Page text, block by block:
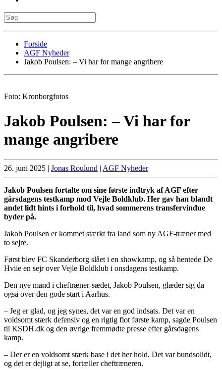
Forside
AGF Nyheder
Jakob Poulsen: – Vi har for mange angribere
Foto: Kronborgfotos
Jakob Poulsen: – Vi har for
mange angribere
26. juni 2025 | Jonas Roulund | AGF Nyheder
Jakob Poulsen fortalte om sine første indtryk af AGF efter
gårsdagens testkamp mod Vejle Boldklub. Her gav han blandt
andet lidt hints i forhold til, hvad sommerens transfervindue
byder på.
Jakob Poulsen er kommet stærkt fra land som ny AGF-træner med
to sejre.
Først blev FC Skanderborg slået i en showkamp, og så hentede De
Hviie en sejr over Vejle Boldklub i onsdagens testkamp.
Den nye mand i cheftræner-sædet, Jakob Poulsen, glæder sig da
også over den gode start i Aarhus.
– Jeg er glad, og jeg synes, det var en god indsats. Det var en
voldsomt stærk defensiv og en rigtig flot første kamp, sagde Poulsen
til KSDH.dk og den øvrige fremmødte presse efter gårsdagens
kamp.
– Der er en voldsomt stærk base i det her hold. Det var bundsolidt,
og det er dejligt at se, fortæller cheftræneren.